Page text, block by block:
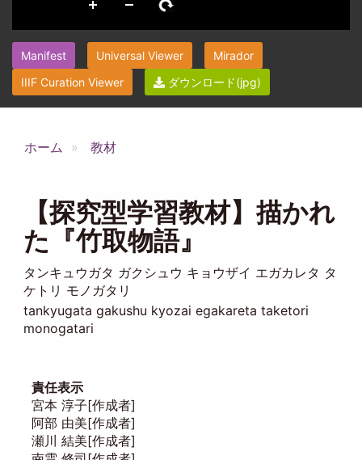
Manifest Universal Viewer
Mirador
IIIF Curation Viewer
ダウンロード(jpg)
ホーム 教材
【探究型学習教材】描かれ
た『竹取物語』
タンキュウガタ ガクシュウ キョウザイ エガカレタ タ
ケトリ モノガタリ
tankyugata gakushu kyozai egakareta taketori
monogatari
責任表示
宮本 淳子[作成者]
阿部 由美[作成者]
瀬川 結美[作成者]